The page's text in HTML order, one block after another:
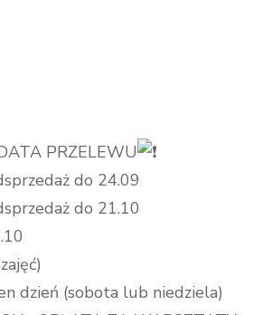
PRZELEWU
do 24.09
do 21.10
dzień (sobota lub niedziela)